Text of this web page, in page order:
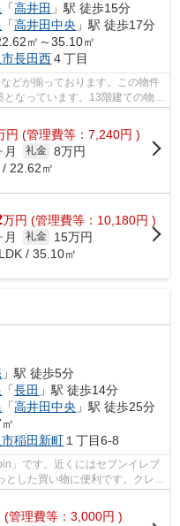
「高井田 」駅 徒歩15分
「高井田中央 」駅 徒歩17分
㎡～35.10㎡
長田西４丁目
どが揃っております。この物件
なっています。13階建ての物件
円 (管理費等：7,240円 )
月 礼金 8万円
22.62㎡
万円 (管理費等：10,180円 )
月 礼金
15万円
/ 35.10㎡
」駅 徒歩5分
「長田 」駅 徒歩14分
「高井田中央 」駅 徒歩25分
稲田新町 １丁目6-8
」です。近くにはセブンイレブ
とした買い物に便利です。クレジ
(管理費等：3,000円 )